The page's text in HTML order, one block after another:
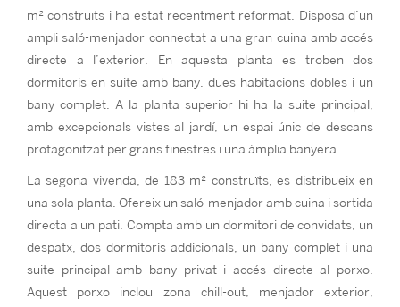
m² construïts i ha estat recentment reformat. Disposa d’un
ampli saló-menjador connectat a una gran cuina amb accés
directe a l’exterior. En aquesta planta es troben dos
dormitoris en suite amb bany, dues habitacions dobles i un
bany complet. A la planta superior hi ha la suite principal,
amb excepcionals vistes al jardí, un espai únic de descans
protagonitzat per grans finestres i una àmplia banyera.
La segona vivenda, de 183 m² construïts, es distribueix en
una sola planta. Ofereix un saló-menjador amb cuina i sortida
directa a un pati. Compta amb un dormitori de convidats, un
despatx, dos dormitoris addicionals, un bany complet i una
suite principal amb bany privat i accés directe al porxo.
Aquest porxo inclou zona chill-out, menjador exterior,